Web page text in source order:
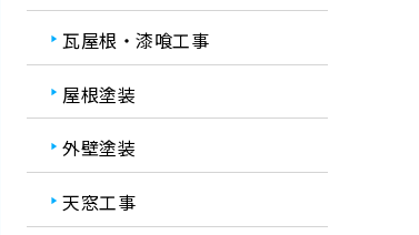
瓦屋根・漆喰工事
屋根塗装
外壁塗装
天窓工事